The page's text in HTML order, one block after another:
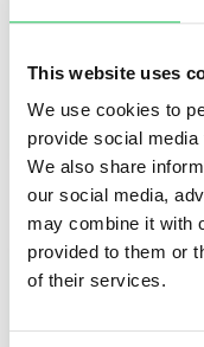
This website uses
We use cookies to
provide social
We also share
our social media,
may combine it with
provided to them or
of their services.